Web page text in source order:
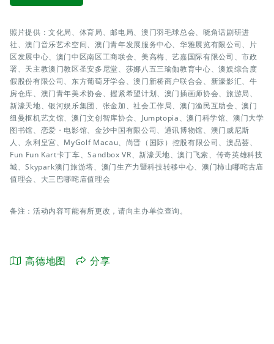
照片提供：文化局、体育局、邮电局、澳门羽毛球总会、晓角话剧研进
社、澳门音乐艺术空间、澳门青年发展服务中心、华雅展览有限公司、片
区发展中心、澳门中区南区工商联会、美高梅、艺嘉国际有限公司、市政
署、天主教澳门教区圣安多尼堂、莎娜八五三瑜伽教育中心、澳娱综合度
假股份有限公司、东方葡萄牙学会、澳门新桥商户联合会、新濠影汇、牛
房仓库、澳门青年美术协会、握紧希望计划、澳门插画师协会、旅游局、
新濠天地、银河娱乐集团、张金加、社会工作局、澳门渔民互助会、澳门
纽曼枢机艺文馆、澳门文创智库协会、Jumptopia、澳门科学馆、澳门大学
图书馆、恋爱・电影馆、金沙中国有限公司、通讯博物馆、澳门威尼斯
人、永利皇宫、MyGolf Macau、尚晋（国际）控股有限公司、澳品荟、
Fun Fun Kart卡丁车、Sandbox VR、新濠天地、澳门飞索、传奇英雄科技
城、Skypark澳门旅游塔、澳门生产力暨科技转移中心、澳门柿山哪咤古庙
值理会、大三巴哪咤庙值理会
备注：活动内容可能有所更改，请向主办单位查询。
高德地图 分享